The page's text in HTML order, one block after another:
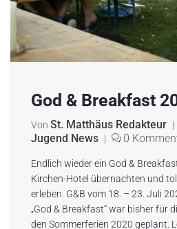
God & Breakfast
Von St. Matthäus Redakteur |
Jugend News | 0
Endlich wieder ein God &
Kirchen-Hotel übernachten und
erleben. G&B vom 18. – 23. Juli
„God & Breakfast“ war bisher für
den Sommerferien 2020 geplant.